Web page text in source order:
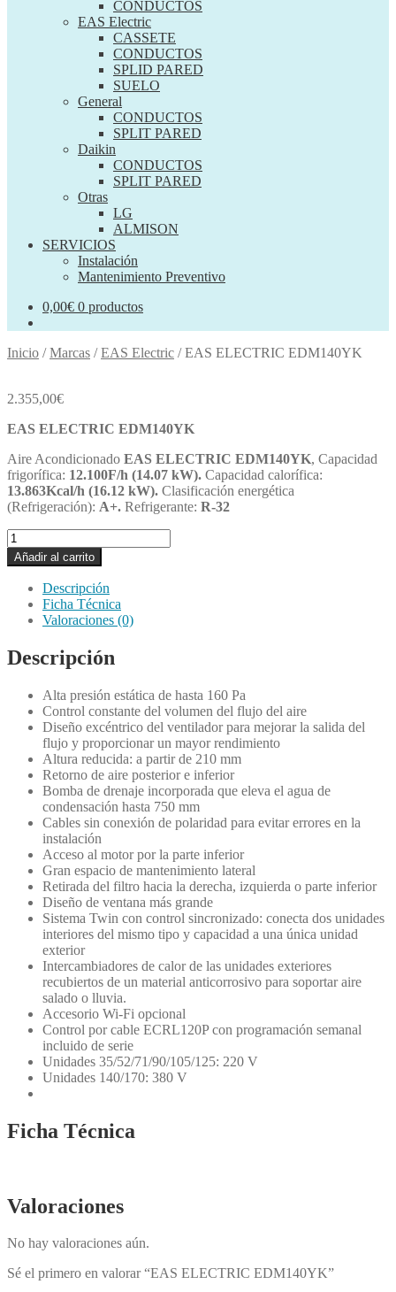
CONDUCTOS
EAS Electric
CASSETE
CONDUCTOS
SPLID PARED
SUELO
General
CONDUCTOS
SPLIT PARED
Daikin
CONDUCTOS
SPLIT PARED
Otras
LG
ALMISON
SERVICIOS
Instalación
Mantenimiento Preventivo
0,00€ 0 productos
Inicio /Marcas /EAS Electric /EAS ELECTRIC EDM140YK
2.355,00€
EAS ELECTRIC EDM140YK
Aire Acondicionado EAS ELECTRIC EDM140YK, Capacidad
frigorífica: 12.100F/h (14.07 kW). Capacidad calorífica:
13.863Kcal/h (16.12 kW). Clasificación energética
(Refrigeración): A+. Refrigerante: R-32
EAS
ELECTRIC
EDM140YK
cantidad
Añadir al carrito
Descripción
Ficha Técnica
Valoraciones (0)
Descripción
Alta presión estática de hasta 160 Pa
Control constante del volumen del flujo del aire
Diseño excéntrico del ventilador para mejorar la salida del
flujo y proporcionar un mayor rendimiento
Altura reducida: a partir de 210 mm
Retorno de aire posterior e inferior
Bomba de drenaje incorporada que eleva el agua de
condensación hasta 750 mm
Cables sin conexión de polaridad para evitar errores en la
instalación
Acceso al motor por la parte inferior
Gran espacio de mantenimiento lateral
Retirada del filtro hacia la derecha, izquierda o parte inferior
Diseño de ventana más grande
Sistema Twin con control sincronizado: conecta dos unidades
interiores del mismo tipo y capacidad a una única unidad
exterior
Intercambiadores de calor de las unidades exteriores
recubiertos de un material anticorrosivo para soportar aire
salado o lluvia.
Accesorio Wi-Fi opcional
Control por cable ECRL120P con programación semanal
incluido de serie
Unidades 35/52/71/90/105/125: 220 V
Unidades 140/170: 380 V
Ficha Técnica
Valoraciones
No hay valoraciones aún.
Sé el primero en valorar “EAS ELECTRIC EDM140YK”